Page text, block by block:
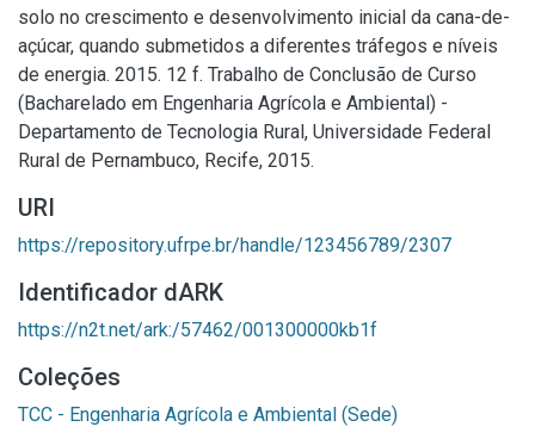
solo no crescimento e desenvolvimento inicial da cana-de-
açúcar, quando submetidos a diferentes tráfegos e níveis
de energia. 2015. 12 f. Trabalho de Conclusão de Curso
(Bacharelado em Engenharia Agrícola e Ambiental) -
Departamento de Tecnologia Rural, Universidade Federal
Rural de Pernambuco, Recife, 2015.
URI
https://repository.ufrpe.br/handle/123456789/2307
Identificador dARK
https://n2t.net/ark:/57462/001300000kb1f
Coleções
TCC - Engenharia Agrícola e Ambiental (Sede)